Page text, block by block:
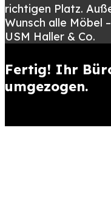
richtigen Platz.
Wunsch alle Möbel
USM Haller & Co.
Fertig! Ihr
umgezogen.